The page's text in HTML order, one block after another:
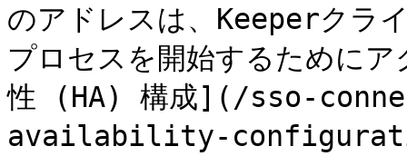
のアドレスは、Keeperクラ
プロセスを開始するために
性 (HA) 構成](/sso-
availability-